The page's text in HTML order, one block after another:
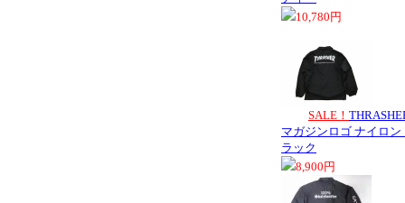
10,780円
SALE！
マガジンロゴ ナイロ
ラック
8,900円